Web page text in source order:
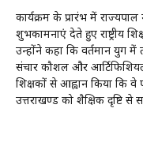
कार्यक्रम के प्रारंभ में
शुभकामनाएं देते हुए राष्ट्रीय
उन्होंने कहा कि वर्तमान युग में
संचार कौशल और
शिक्षकों से आह्वान किया कि
उत्तराखण्ड को शैक्षिक दृष्टि